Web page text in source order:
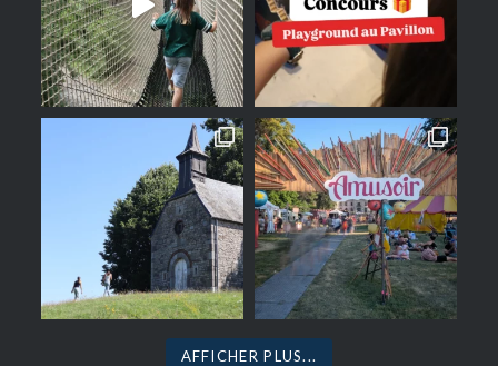
AFFICHER PLUS...